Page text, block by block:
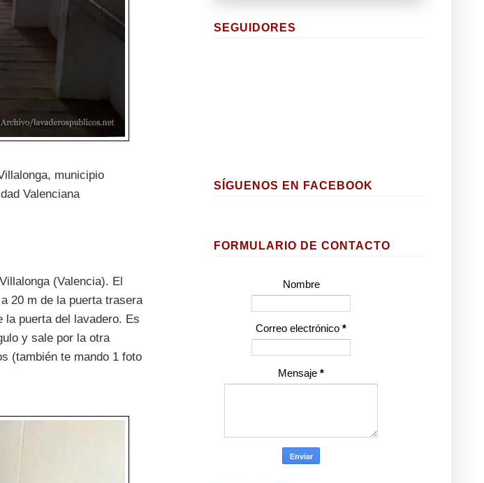
municipio
Valenciana
(Valencia). El
20 m de la puerta trasera
la puerta del lavadero. Es
y sale por la otra
(también te mando 1 foto
SEGUIDORES
SÍGUENOS EN FACEBOOK
FORMULARIO DE CONTACTO
Nombre
Correo electrónico *
Mensaje *